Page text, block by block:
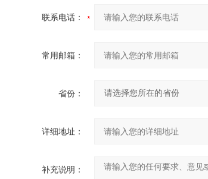
联系电话：
常用邮箱：
省份：
详细地址：
补充说明：